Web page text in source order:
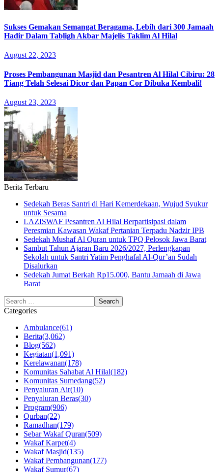
Sukses Gemakan Semangat Beragama, Lebih dari 300 Jamaah
Hadir Dalam Tabligh Akbar Majelis Taklim Al Hilal
August 22, 2023
Proses Pembangunan Masjid dan Pesantren Al Hilal Cibiru: 28
Tiang Telah Selesai Dicor dan Papan Cor Dibuka Kembali!
August 23, 2023
Berita Terbaru
Sedekah Beras Santri di Hari Kemerdekaan, Wujud Syukur
untuk Sesama
LAZISWAF Pesantren Al Hilal Berpartisipasi dalam
Peresmian Kawasan Wakaf Pertanian Terpadu Nadzir IPB
Sedekah Mushaf Al Quran untuk TPQ Pelosok Jawa Barat
Sambut Tahun Ajaran Baru 2026/2027, Perlengkapan
Sekolah untuk Santri Yatim Penghafal Al-Qur’an Sudah
Disalurkan
Sedekah Jumat Berkah Rp15.000, Bantu Jamaah di Jawa
Barat
Categories
Ambulance(61)
Berita(3,062)
Blog(562)
Kegiatan(1,091)
Kerelawanan(178)
Komunitas Sahabat Al Hilal(182)
Komunitas Sumedang(52)
Penyaluran Air(10)
Penyaluran Beras(30)
Program(906)
Qurban(22)
Ramadhan(179)
Sebar Wakaf Quran(509)
Wakaf Karpet(4)
Wakaf Masjid(135)
Wakaf Pembangunan(177)
Wakaf Sumur(67)